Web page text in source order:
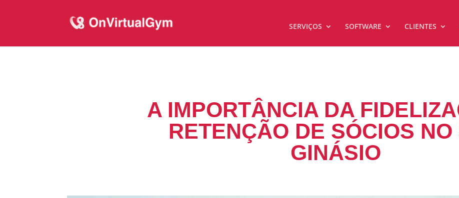
SERVIÇOS SOFTWARE CLIENTES
A IMPORTÂNCIA DA
RETENÇÃO DE SÓCIOS NO
GINÁSIO